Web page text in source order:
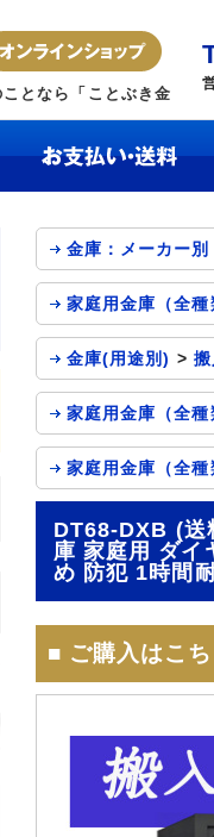
となら「ことぶき金
金庫：メーカー別
家庭用金庫（全種
金庫(用途別) >
家庭用金庫（全種
家庭用金庫（全種
DT68-DXB (送
庫 家庭用 ダイ
め 防犯 1時間
■ ご購入はこ